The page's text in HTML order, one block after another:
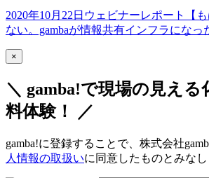
2020年10月22日ウェビナーレポート【
ない。gambaが情報共有インフラになっ
×
＼ gamba!で現場の見える
料体験！ ／
gamba!に登録することで、株式会社
人情報の取扱いに同意したものとみなし